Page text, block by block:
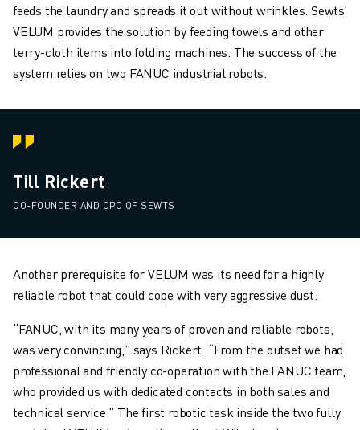
feeds the laundry and spreads it out without wrinkles. Sewts’
VELUM provides the solution by feeding towels and other
terry-cloth items into folding machines. The success of the
system relies on two FANUC industrial robots.
Till Rickert
CO-FOUNDER AND CPO OF SEWTS
Another prerequisite for VELUM was its need for a highly
reliable robot that could cope with very aggressive dust.
“FANUC, with its many years of proven and reliable robots,
was very convincing,” says Rickert. “From the outset we had
professional and friendly co-operation with the FANUC team,
who provided us with dedicated contacts in both sales and
technical service.” The first robotic task inside the two fully